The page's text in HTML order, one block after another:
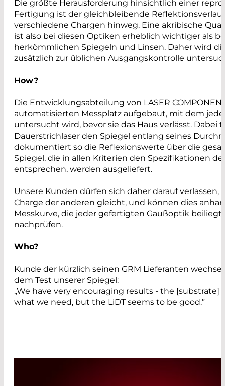
Die größte Herausforderung hinsichtlich einer
Fertigung ist der gleichbleibende
verschiedene Chargen hinweg. Eine akribische
ist also bei diesen Optiken erheblich wichtiger als
herkömmlichen Spiegeln und Linsen. Daher wird
zusätzlich zur üblichen Ausgangskontrolle
How?
Die Entwicklungsabteilung von LASER
automatisierten Messplatz aufgebaut, mit dem
untersucht wird, bevor sie das Haus verlässt. Dabei
Dauerstrichlaser den Spiegel entlang seines
dokumentiert so die Reflexionswerte über die
Spiegel, die in allen Kriterien den Spezifikationen
entsprechen, werden ausgeliefert.
Unsere Kunden dürfen sich daher darauf verlassen,
Charge der anderen gleicht, und können dies
Messkurve, die jeder gefertigten Gaußoptik beiliegt,
nachprüfen.
Who?
Kunde der kürzlich seinen GRM Lieferanten
dem Test unserer Spiegel:
„We have very encouraging results - the [substrate]
what we need, but the LiDT seems to be good.”